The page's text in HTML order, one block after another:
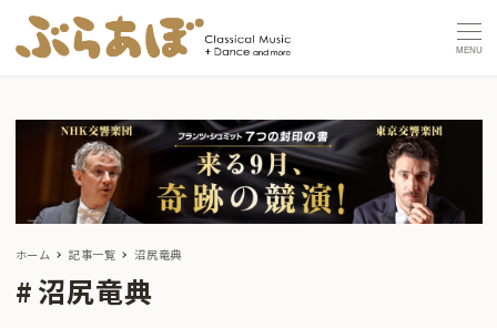
MENU
ホーム 記事一覧 沼尻竜典
沼尻竜典